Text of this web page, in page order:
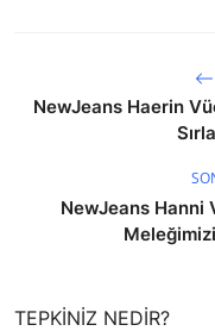
NewJeans Haerin
NewJeans Hanni
TEPKINIZ NEDIR?